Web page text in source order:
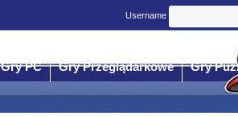
Username
Gry PC Gry Przeglądarkowe Gry